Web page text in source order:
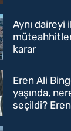
Aynı daireyi
karar
Eren Ali
yaşında,
seçildi?